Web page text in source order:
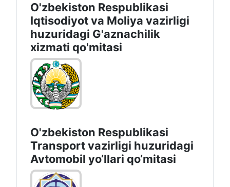
O'zbekiston Respublikasi
Iqtisodiyot vа Moliya vazirligi
huzuridagi G'aznachilik
xizmati qo'mitasi
O'zbekiston Respublikasi
Transport vazirligi huzuridagi
Avtomobil yo‘llari qo‘mitasi